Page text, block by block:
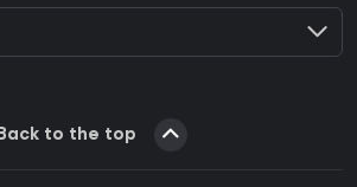
Back to the top